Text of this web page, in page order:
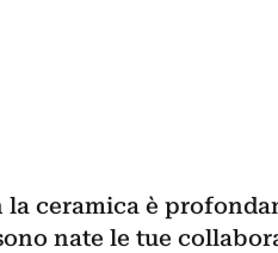
ceramica è
nate le tue